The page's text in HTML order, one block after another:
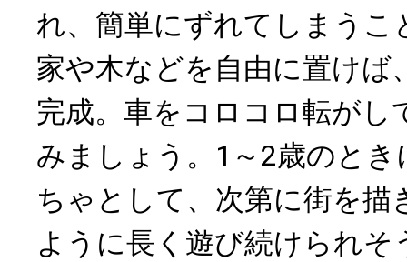
れ、簡単にずれてしまうこ
家や木などを自由に置けば
完成。車をコロコロ転がし
みましょう。1～2歳のと
ちゃとして、次第に街を
ように長く遊び続けられそ